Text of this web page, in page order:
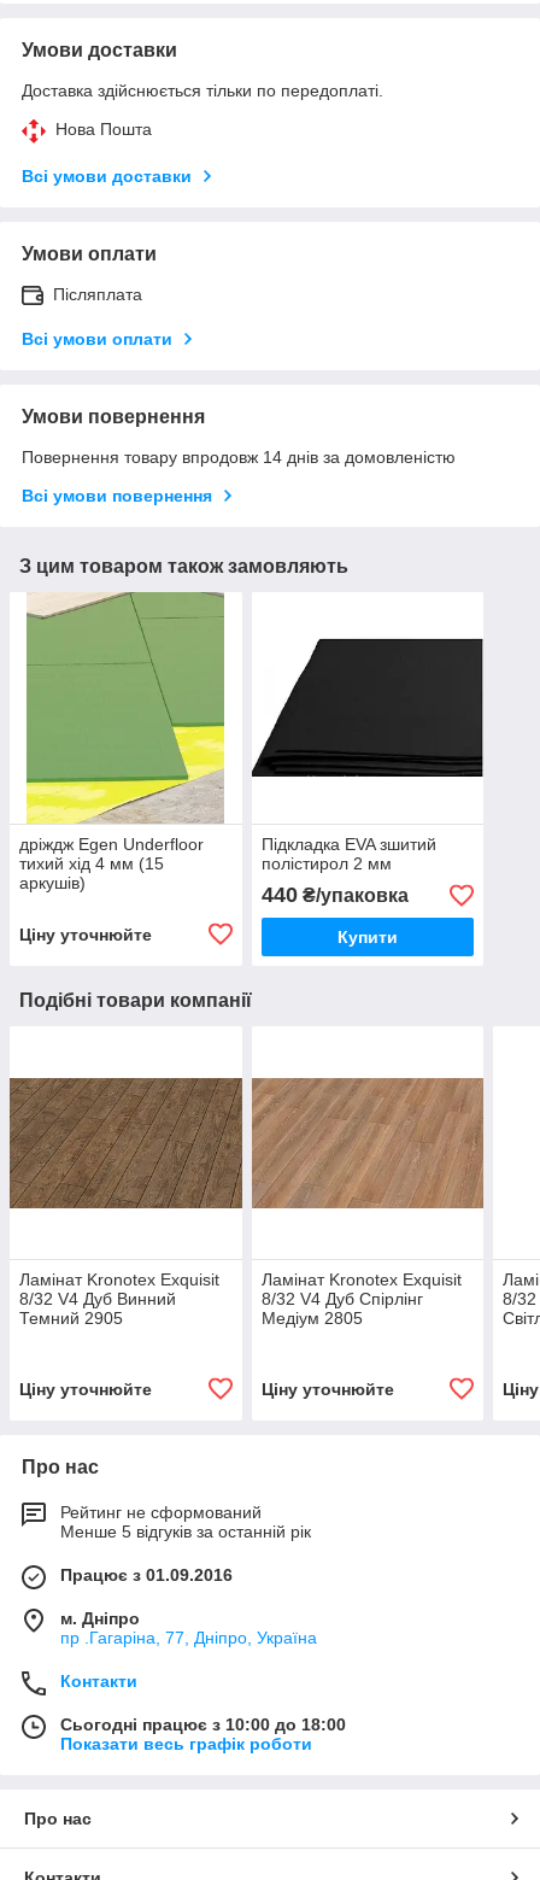
Умови доставки
Доставка здійснюється тільки по передоплаті.
Нова Пошта
Всі умови доставки
Умови оплати
Післяплата
Всі умови оплати
Умови повернення
Повернення товару впродовж 14 днів за домовленістю
Всі умови повернення
З цим товаром також замовляють
дріждж Egen Underfloor
тихий хід 4 мм (15
аркушів)
Ціну уточнюйте
Підкладка EVA зшитий
полістирол 2 мм
440₴/упаковка
Купити
Подібні товари компанії
Ламінат Kronotex Exquisit
8/32 V4 Дуб Винний
Темний 2905
Ціну уточнюйте
Ламінат Kronotex Exquisit
8/32 V4 Дуб Спірлінг
Медіум 2805
Ціну уточнюйте
8/
Про нас
Рейтинг не сформований
Менше 5 відгуків за останній рік
Працює з 01.09.2016
м. Дніпро
пр .Гагаріна, 77, Дніпро, Україна
Контакти
Сьогодні працює з 10:00 до 18:00
Показати весь графік роботи
Про нас